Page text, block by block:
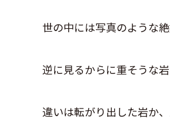
世の中には写真のような
逆に見るからに重そうな
違いは転がり出した岩か